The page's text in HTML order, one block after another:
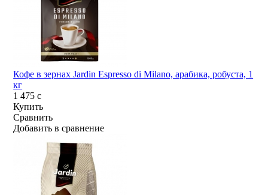
Кофе в зернах Jardin Espresso di Milano, арабика, робуста, 1
кг
1 475c
Купить
Сравнить
Добавить в сравнение